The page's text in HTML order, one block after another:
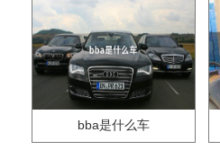
bba是什么车